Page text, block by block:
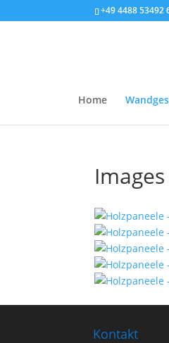
+49 4488 53492
Home
Kontakt